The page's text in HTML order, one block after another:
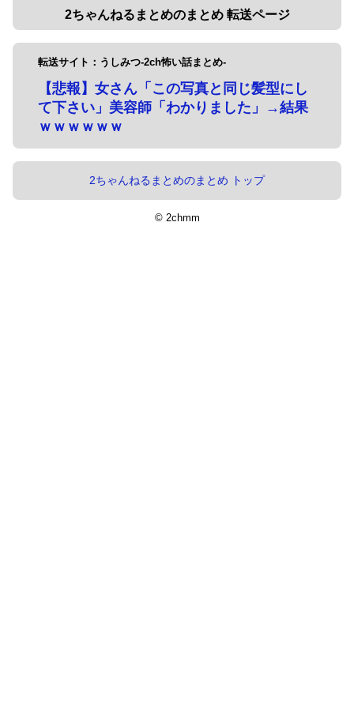
2ちゃんねるまとめのまとめ 転送ページ
転送サイト：うしみつ-2ch怖い話まとめ-
【悲報】女さん「この写真と同じ髪型にし
て下さい」美容師「わかりました」→結果
ｗｗｗｗｗｗ
2ちゃんねるまとめのまとめ トップ
© 2chmm